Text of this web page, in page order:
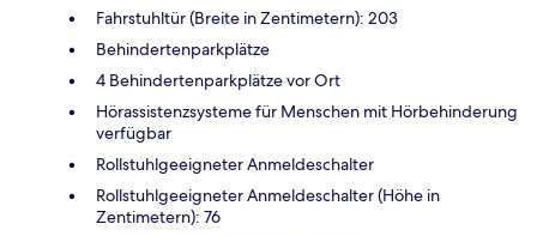
Fahrstuhltür (Breite in Zentimetern): 203
Behindertenparkplätze
4 Behindertenparkplätze vor Ort
Hörassistenzsysteme für Menschen mit Hörbehinderung
verfügbar
Rollstuhlgeeigneter Anmeldeschalter
Rollstuhlgeeigneter Anmeldeschalter (Höhe in
Zentimetern): 76